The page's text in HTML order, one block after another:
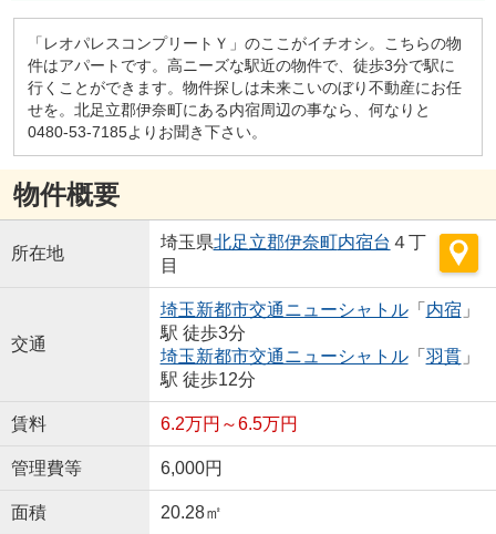
「レオパレスコンプリートＹ」のここがイチオシ。こちらの物
件はアパートです。高ニーズな駅近の物件で、徒歩3分で駅に
行くことができます。物件探しは未来こいのぼり不動産にお任
せを。北足立郡伊奈町にある内宿周辺の事なら、何なりと
0480-53-7185よりお聞き下さい。
物件概要
所在地
埼玉県北足立郡伊奈町内宿台 ４丁
目
交通
埼玉新都市交通ニューシャトル「 内宿 」
駅 徒歩3分
埼玉新都市交通ニューシャトル「 羽貫」
駅 徒歩12分
賃料 6.2万円～6.5万円
管理費等 6,000円
面積 20.28㎡